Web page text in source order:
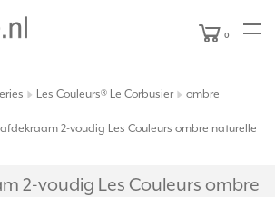
0
Les Couleurs® Le Corbusier ombre
afdekraam 2-voudig Les Couleurs ombre naturelle
2-voudig Les Couleurs ombre